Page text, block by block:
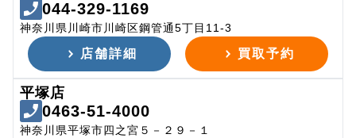
044-329-1169
神奈川県川崎市川崎区鋼管通5丁目11-3
店舗詳細 買取予約
平塚店
0463-51-4000
神奈川県平塚市四之宮５－２９－１